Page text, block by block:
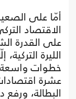
أمّا على
الاقتصاد
على القدرة
الليرة
خطوات واسعة
عشرة
البطالة،